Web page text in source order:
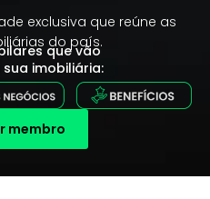
exclusiva que reúne as
do país.
que vão
imobiliária:
membro